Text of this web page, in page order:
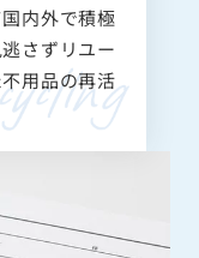
内外で積極
さずリユー
用品の再活